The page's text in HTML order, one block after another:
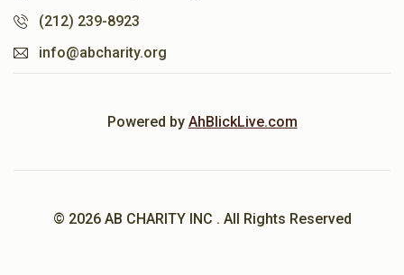
(212) 239-8923
info@abcharity.org
Powered by AhBlickLive.com
© 2026 AB CHARITY INC . All Rights Reserved